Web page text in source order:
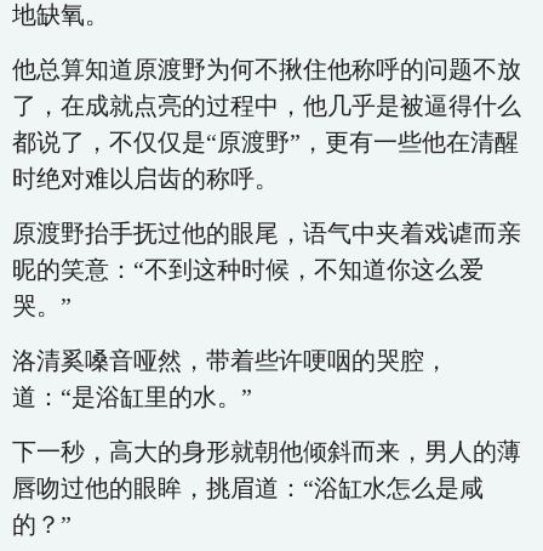
地缺氧。
他总算知道原渡野为何不揪住他称呼的问题不放
了，在成就点亮的过程中，他几乎是被逼得什么
都说了，不仅仅是“原渡野”，更有一些他在清醒
时绝对难以启齿的称呼。
原渡野抬手抚过他的眼尾，语气中夹着戏谑而亲
昵的笑意：“不到这种时候，不知道你这么爱
哭。”
洛清奚嗓音哑然，带着些许哽咽的哭腔，
道：“是浴缸里的水。”
下一秒，高大的身形就朝他倾斜而来，男人的薄
唇吻过他的眼眸，挑眉道：“浴缸水怎么是咸
的？”